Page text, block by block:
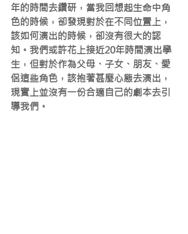
年的時間去鑽研，當我回想起生命中角
色的時候，卻發現對於在不同位置上，
該如何演出的時候，卻沒有很大的認
知。我們或許花上接近20年時間演出學
生，但對於作為父母、子女、朋友、愛
侶這些角色，該抱著甚麼心態去演出，
現實上並沒有一份合適自己的劇本去引
導我們。